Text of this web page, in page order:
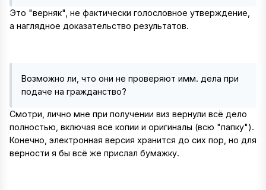
Это "верняк", не фактически голословное утверждение,
а наглядное доказательство результатов.
Возможно ли, что они не проверяют имм. дела при
подаче на гражданство?
Смотри, лично мне при получении виз вернули всё дело
полностью, включая все копии и оригиналы (всю "папку").
Конечно, электронная версия хранится до сих пор, но для
верности я бы всё же прислал бумажку.